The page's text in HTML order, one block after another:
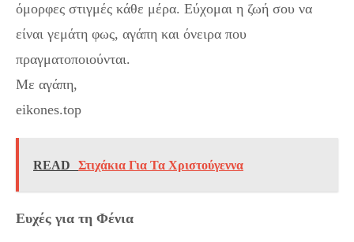
όμορφες στιγμές κάθε μέρα. Εύχομαι η ζωή σου να
είναι γεμάτη φως, αγάπη και όνειρα που
πραγματοποιούνται.
Με αγάπη,
eikones.top
READ Στιχάκια Για Τα Χριστούγεννα
Ευχές για τη Φένια